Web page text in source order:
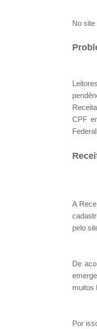
No
CPF
A
pelo
De
muitos
Por